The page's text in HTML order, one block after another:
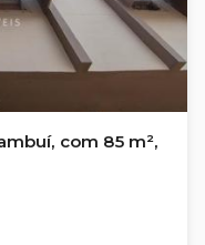
com 85 m²,